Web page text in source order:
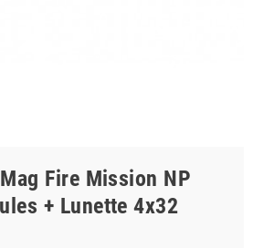
Fire Mission NP
+ Lunette 4x32